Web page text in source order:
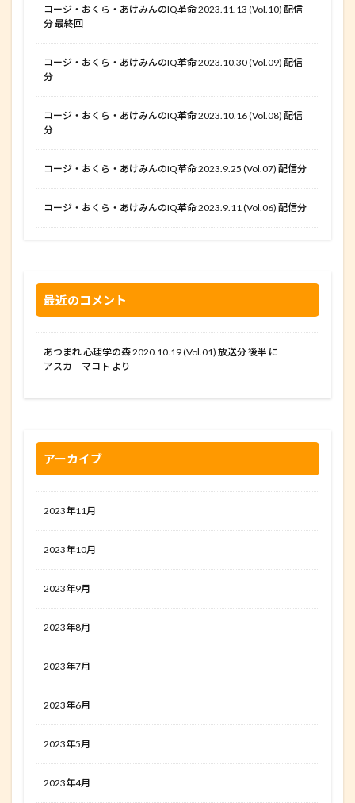
コージ・おくら・あけみんのIQ革命 2023.11.13 (Vol.10) 配信
分 最終回
コージ・おくら・あけみんのIQ革命 2023.10.30 (Vol.09) 配信
分
コージ・おくら・あけみんのIQ革命 2023.10.16 (Vol.08) 配信
分
コージ・おくら・あけみんのIQ革命 2023.9.25 (Vol.07) 配信分
コージ・おくら・あけみんのIQ革命 2023.9.11 (Vol.06) 配信分
最近のコメント
あつまれ 心理学の森 2020.10.19 (Vol.01) 放送分 後半 に
アスカ マコト より
アーカイブ
2023年11月
2023年10月
2023年9月
2023年8月
2023年7月
2023年6月
2023年5月
2023年4月